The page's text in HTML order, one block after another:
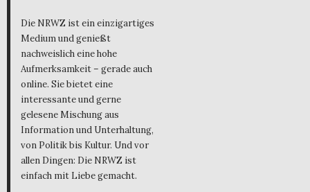
Die NRWZ ist ein einzigartiges
Medium und genießt
nachweislich eine hohe
Aufmerksamkeit – gerade auch
online. Sie bietet eine
interessante und gerne
gelesene Mischung aus
Information und Unterhaltung,
von Politik bis Kultur. Und vor
allen Dingen: Die NRWZ ist
einfach mit Liebe gemacht.